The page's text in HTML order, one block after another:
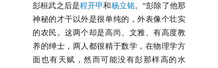
彭桓武之后是程开甲和杨立铭。“彭除了他那
神秘的才干以外是很单纯的，外表像个壮实
的农民。这两个却是高尚、文雅、有高度教
养的绅士，两人都很精于数学，在物理学方
面也有天赋，然而可能没有彭那样高的水